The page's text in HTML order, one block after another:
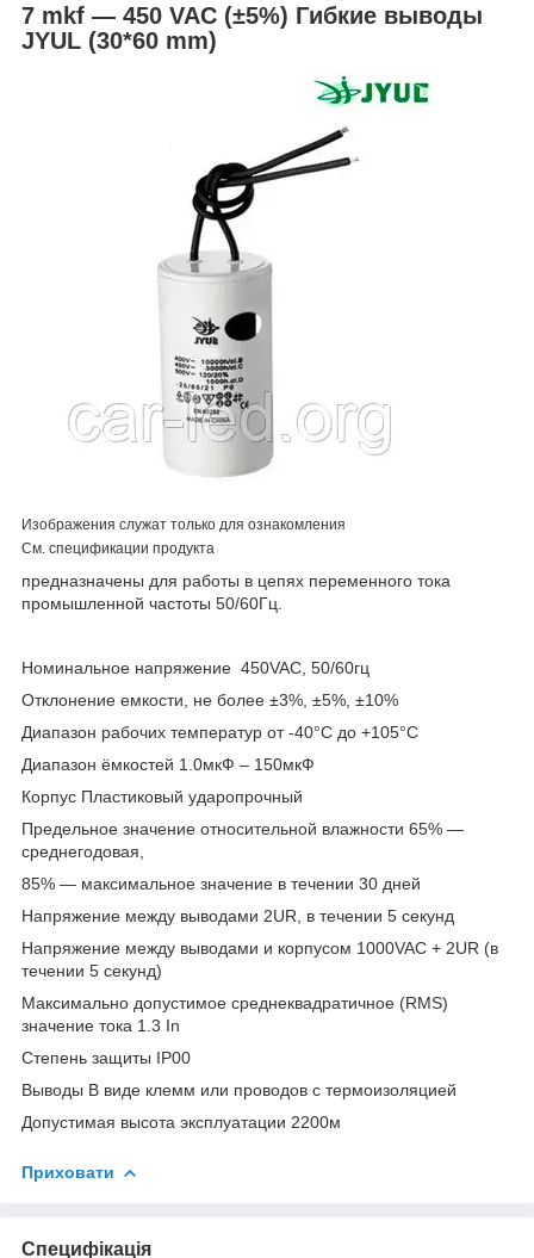
7 mkf ― 450 VAC (±5%) Гибкие выводы
JYUL (30*60 mm)
Изображения служат только для ознакомления
См. спецификации продукта
предназначены для работы в цепях переменного тока
промышленной частоты 50/60Гц.
Номинальное напряжение 450VAC, 50/60гц
Отклонение емкости, не более ±3%, ±5%, ±10%
Диапазон рабочих температур от -40°С до +105°С
Диапазон ёмкостей 1.0мкФ – 150мкФ
Корпус Пластиковый ударопрочный
Предельное значение относительной влажности 65% ―
среднегодовая,
85% ― максимальное значение в течении 30 дней
Напряжение между выводами 2UR, в течении 5 секунд
Напряжение между выводами и корпусом 1000VAC + 2UR (в
течении 5 секунд)
Максимально допустимое среднеквадратичное (RMS)
значение тока 1.3 In
Степень защиты IP00
Выводы В виде клемм или проводов с термоизоляцией
Допустимая высота эксплуатации 2200м
Приховати
Специфікація